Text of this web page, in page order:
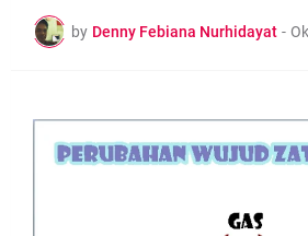
by Denny Febiana Nurhidayat -